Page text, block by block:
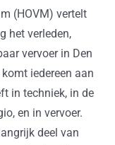
(HOVM) vertelt
het verleden,
vervoer in Den
iedereen aan
in techniek, in de
en in vervoer.
deel van